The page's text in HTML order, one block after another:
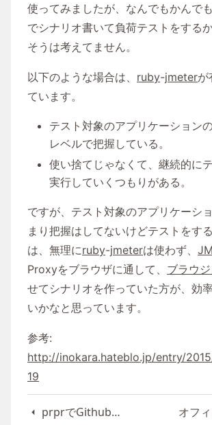
使ってみましたが、なんでもかんでも
でシナリオ書いて負荷テストをする
そうは考えてません。
以下のような場合は、 ruby-jmeterが
ています。
テスト対象のアプリケーション
レベルで把握している。
使い捨てじゃなくて、継続的に
実行していくつもりがある。
ですが、テスト対象のアプリケーシ
まり把握はしてないけどテストをす
は、無理にruby-jmeterは使わず、
Proxyをブラウザに通して、 ブラウ
せてシナリオを作っていた方が、効
いかなと思っています。
参考:
http://inokara.hateblo.jp/entry/
19
prprでGithubのPullRequestレビュー依頼をSlack通知する